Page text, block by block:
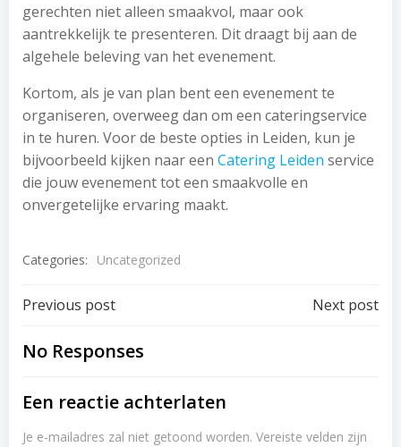
gerechten niet alleen smaakvol, maar ook
aantrekkelijk te presenteren. Dit draagt bij aan de
algehele beleving van het evenement.
Kortom, als je van plan bent een evenement te
organiseren, overweeg dan om een cateringservice
in te huren. Voor de beste opties in Leiden, kun je
bijvoorbeeld kijken naar een Catering Leiden service
die jouw evenement tot een smaakvolle en
onvergetelijke ervaring maakt.
Categories: Uncategorized
Post
navigation
Previous post Next post
No Responses
Een reactie achterlaten
Je e-mailadres zal niet getoond worden. Vereiste velden zijn